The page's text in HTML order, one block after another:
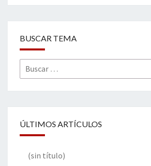
BUSCAR TEMA
Buscar
por:
ÚLTIMOS ARTÍCULOS
(sin título)